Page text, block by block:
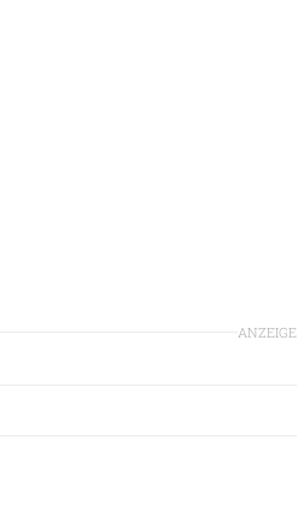
ANZEIGE